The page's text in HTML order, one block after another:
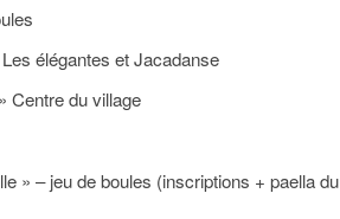
élégantes et Jacadanse
Centre du village
» – jeu de boules (inscriptions + paella du